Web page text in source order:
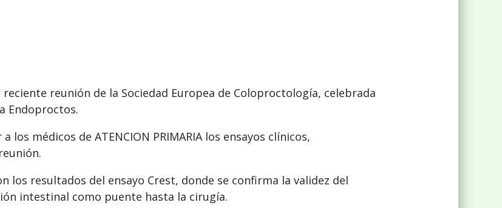
reunión de la Sociedad Europea de Coloproctología, celebrada
Endoproctos.
los médicos de ATENCION PRIMARIA los ensayos clínicos,
los resultados del ensayo Crest, donde se confirma la validez del
intestinal como puente hasta la cirugía.